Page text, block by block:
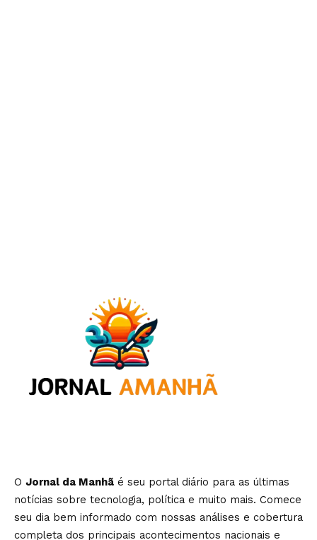
O Jornal da Manhã é seu portal diário para as últimas
notícias sobre tecnologia, política e muito mais. Comece
seu dia bem informado com nossas análises e cobertura
completa dos principais acontecimentos nacionais e